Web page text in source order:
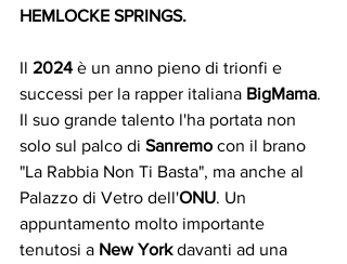
HEMLOCKE SPRINGS.
Il 2024 è un anno pieno di trionfi e
successi per la rapper italiana BigMama.
Il suo grande talento l'ha portata non
solo sul palco di Sanremo con il brano
"La Rabbia Non Ti Basta", ma anche al
Palazzo di Vetro dell'ONU. Un
appuntamento molto importante
tenutosi a New York davanti ad una